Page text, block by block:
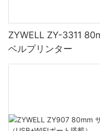
ZYWELL ZY-3311
ベルプリンター